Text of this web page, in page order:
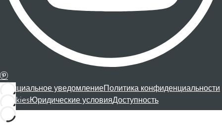
Официальное уведомлениеПолитика конфиденциальности
CookiesЮридические условияДоступность